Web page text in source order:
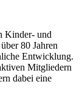
Kinder- und
80 Jahren
Entwicklung.
Mitgliedern
dabei eine